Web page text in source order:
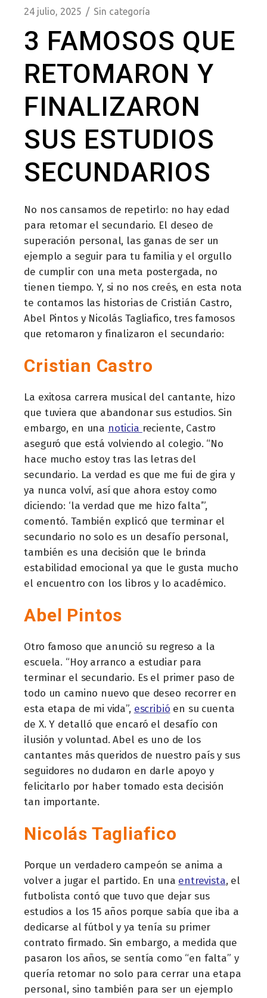
24 julio, 2025 Sin categoría
3 FAMOSOS QUE
RETOMARON Y
FINALIZARON
SUS ESTUDIOS
SECUNDARIOS
No nos cansamos de repetirlo: no hay edad
para retomar el secundario. El deseo de
superación personal, las ganas de ser un
ejemplo a seguir para tu familia y el orgullo
de cumplir con una meta postergada, no
tienen tiempo. Y, si no nos creés, en esta nota
te contamos las historias de Cristián Castro,
Abel Pintos y Nicolás Tagliafico, tres famosos
que retomaron y finalizaron el secundario:
Cristian Castro
La exitosa carrera musical del cantante, hizo
que tuviera que abandonar sus estudios. Sin
embargo, en una noticia reciente, Castro
aseguró que está volviendo al colegio. “No
hace mucho estoy tras las letras del
secundario. La verdad es que me fui de gira y
ya nunca volví, así que ahora estoy como
diciendo: ‘la verdad que me hizo falta’”,
comentó. También explicó que terminar el
secundario no solo es un desafío personal,
también es una decisión que le brinda
estabilidad emocional ya que le gusta mucho
el encuentro con los libros y lo académico.
Abel Pintos
Otro famoso que anunció su regreso a la
escuela. “Hoy arranco a estudiar para
terminar el secundario. Es el primer paso de
todo un camino nuevo que deseo recorrer en
esta etapa de mi vida”, escribió en su cuenta
de X. Y detalló que encaró el desafío con
ilusión y voluntad. Abel es uno de los
cantantes más queridos de nuestro país y sus
seguidores no dudaron en darle apoyo y
felicitarlo por haber tomado esta decisión
tan importante.
Nicolás Tagliafico
Porque un verdadero campeón se anima a
volver a jugar el partido. En una entrevista, el
futbolista contó que tuvo que dejar sus
estudios a los 15 años porque sabía que iba a
dedicarse al fútbol y ya tenía su primer
contrato firmado. Sin embargo, a medida que
pasaron los años, se sentía como “en falta” y
quería retomar no solo para cerrar una etapa
personal, sino también para ser un ejemplo